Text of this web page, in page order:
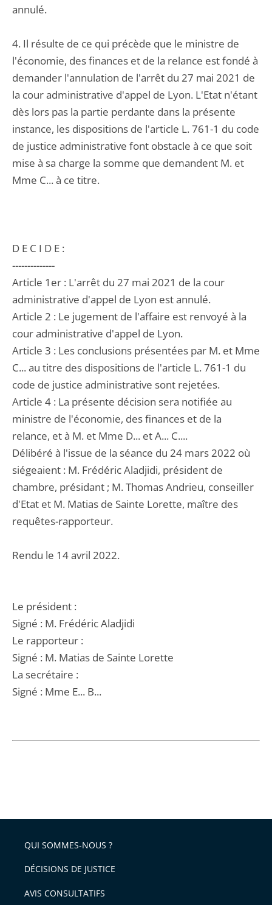
annulé.
4. Il résulte de ce qui précède que le ministre de
l'économie, des finances et de la relance est fondé à
demander l'annulation de l'arrêt du 27 mai 2021 de
la cour administrative d'appel de Lyon. L'Etat n'étant
dès lors pas la partie perdante dans la présente
instance, les dispositions de l'article L. 761-1 du code
de justice administrative font obstacle à ce que soit
mise à sa charge la somme que demandent M. et
Mme C... à ce titre.
D E C I D E :
--------------
Article 1er : L'arrêt du 27 mai 2021 de la cour
administrative d'appel de Lyon est annulé.
Article 2 : Le jugement de l'affaire est renvoyé à la
cour administrative d'appel de Lyon.
Article 3 : Les conclusions présentées par M. et Mme
C... au titre des dispositions de l'article L. 761-1 du
code de justice administrative sont rejetées.
Article 4 : La présente décision sera notifiée au
ministre de l'économie, des finances et de la
relance, et à M. et Mme D... et A... C....
Délibéré à l'issue de la séance du 24 mars 2022 où
siégeaient : M. Frédéric Aladjidi, président de
chambre, présidant ; M. Thomas Andrieu, conseiller
d'Etat et M. Matias de Sainte Lorette, maître des
requêtes-rapporteur.
Rendu le 14 avril 2022.
Le président :
Signé : M. Frédéric Aladjidi
Le rapporteur :
Signé : M. Matias de Sainte Lorette
La secrétaire :
Signé : Mme E... B...
QUI SOMMES-NOUS ?
DÉCISIONS DE JUSTICE
AVIS CONSULTATIFS